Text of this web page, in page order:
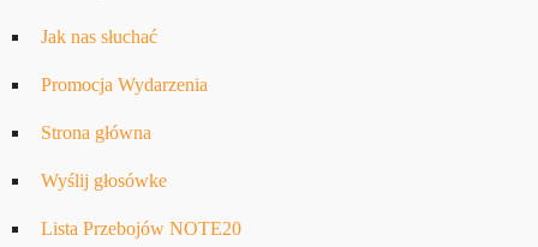
Jak nas słuchać
Promocja Wydarzenia
Strona główna
Wyślij głosówke
Lista Przebojów NOTE20